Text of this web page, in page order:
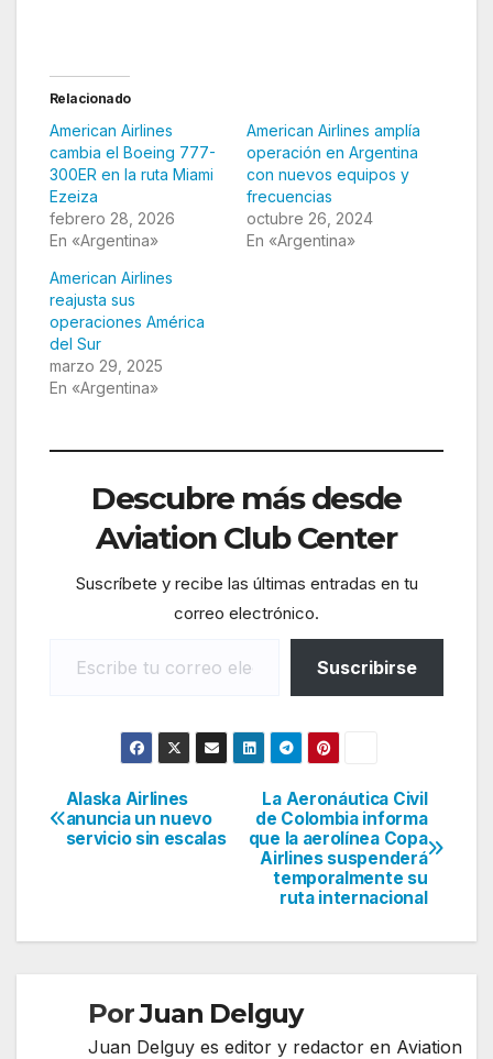
Relacionado
American Airlines
cambia el Boeing 777-
300ER en la ruta Miami
Ezeiza
febrero 28, 2026
En «Argentina»
American Airlines amplía
operación en Argentina
con nuevos equipos y
frecuencias
octubre 26, 2024
En «Argentina»
American Airlines
reajusta sus
operaciones América
del Sur
marzo 29, 2025
En «Argentina»
Descubre más desde
Aviation Club Center
Suscríbete y recibe las últimas entradas en tu
correo electrónico.
Suscribirse
Navegación
de
La Aeronáutica Civil
de Colombia informa
que la aerolínea Copa
Airlines suspenderá
temporalmente su
ruta internacional
Alaska Airlines
anuncia un nuevo
servicio sin escalas
PorJuan Delguy
Juan Delguy es editor y redactor en Aviation